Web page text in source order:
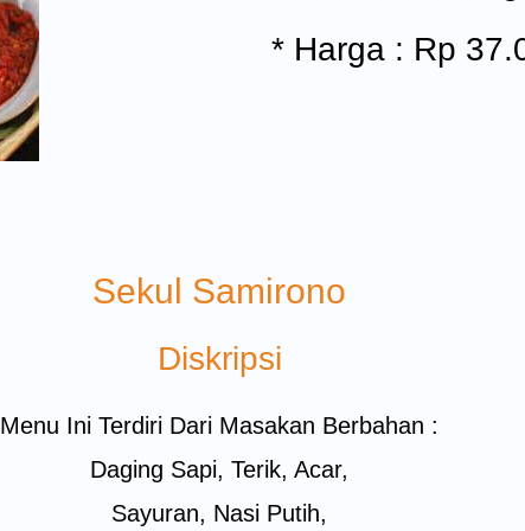
* Harga : Rp
Sekul Samirono
Diskripsi
Menu Ini Terdiri Dari Masakan Berbahan :
Daging Sapi, Terik, Acar,
Sayuran, Nasi Putih,